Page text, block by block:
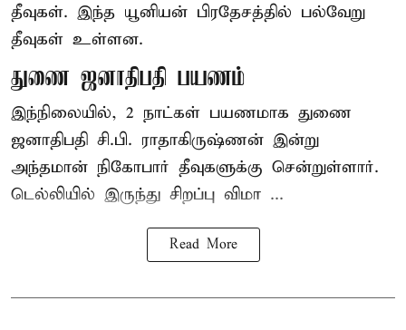
தீவுகள். இந்த யூனியன் பிரதேசத்தில் பல்வேறு
தீவுகள் உள்ளன.
துணை ஜனாதிபதி பயணம்
இந்நிலையில், 2 நாட்கள் பயணமாக துணை
ஜனாதிபதி சி.பி. ராதாகிருஷ்ணன் இன்று
அந்தமான் நிகோபார் தீவுகளுக்கு சென்றுள்ளார்.
டெல்லியில் இருந்து சிறப்பு விமா ...
Read More